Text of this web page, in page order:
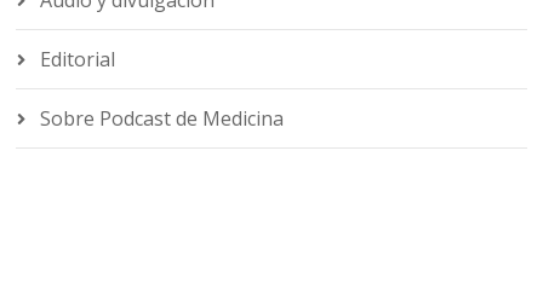
Editorial
Sobre Podcast de Medicina